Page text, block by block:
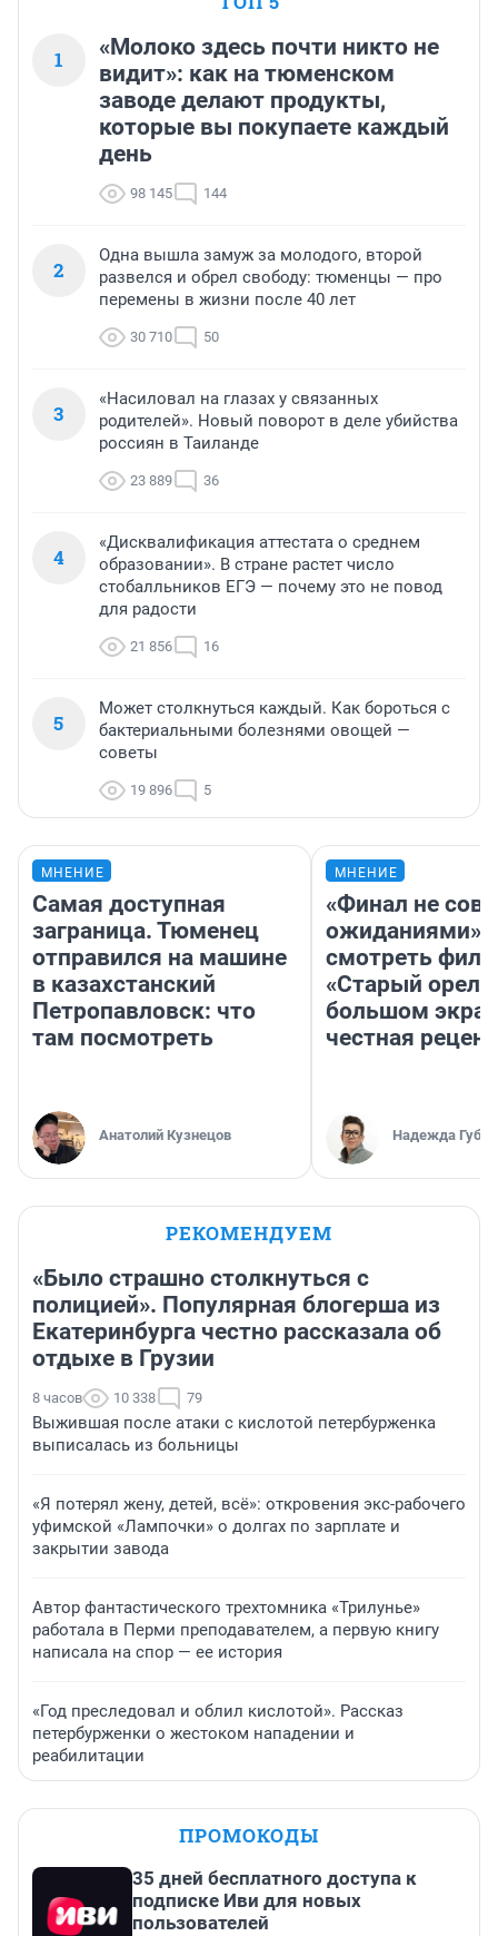
1
«Молоко здесь почти никто не
видит»: как на тюменском
заводе делают продукты,
которые вы покупаете каждый
день
98 145 144
2
Одна вышла замуж за молодого, второй
развелся и обрел свободу: тюменцы — про
перемены в жизни после 40 лет
30 710 50
3
«Насиловал на глазах у связанных
родителей». Новый поворот в деле убийства
россиян в Таиланде
23 889 36
4
«Дисквалификация аттестата о среднем
образовании». В стране растет число
стобалльников ЕГЭ — почему это не повод
для радости
21 856 16
5
Может столкнуться каждый. Как бороться с
бактериальными болезнями овощей —
советы
19 896 5
МНЕНИЕ
Самая доступная
заграница. Тюменец
отправился на машине
в казахстанский
Петропавловск: что
там посмотреть
Анатолий Кузнецов
МНЕНИЕ
«Финал не
ожиданиями»:
смотреть
«Старый орел»
большом
честная
Надежда
РЕКОМЕНДУЕМ
«Было страшно столкнуться с
полицией». Популярная блогерша из
Екатеринбурга честно рассказала об
отдыхе в Грузии
8 часов 10 338 79
Выжившая после атаки с кислотой петербурженка
выписалась из больницы
«Я потерял жену, детей, всё»: откровения экс-рабочего
уфимской «Лампочки» о долгах по зарплате и
закрытии завода
Автор фантастического трехтомника «Трилунье»
работала в Перми преподавателем, а первую книгу
написала на спор — ее история
«Год преследовал и облил кислотой». Рассказ
петербурженки о жестоком нападении и
реабилитации
ПРОМОКОДЫ
35 дней бесплатного доступа к
подписке Иви для новых
пользователей